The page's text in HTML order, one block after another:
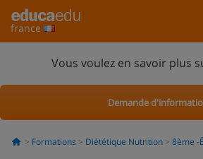
france
Vous voulez en savoir plus
Demande
Formations Diététique Nutrition 8ème -